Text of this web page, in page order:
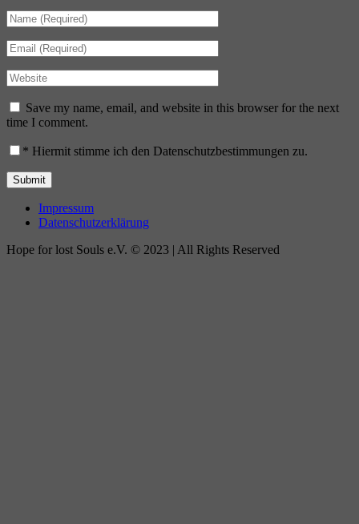
Save my name, email, and website in this browser for the next
time I comment.
* Hiermit stimme ich den Datenschutzbestimmungen zu.
Impressum
Datenschutzerklärung
Hope for lost Souls e.V. © 2023 | All Rights Reserved